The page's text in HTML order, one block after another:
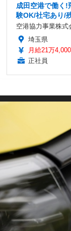
成田空港で働く!
験OK/社宅あり/
空港協力事業株
埼玉県
月給21万
正社員